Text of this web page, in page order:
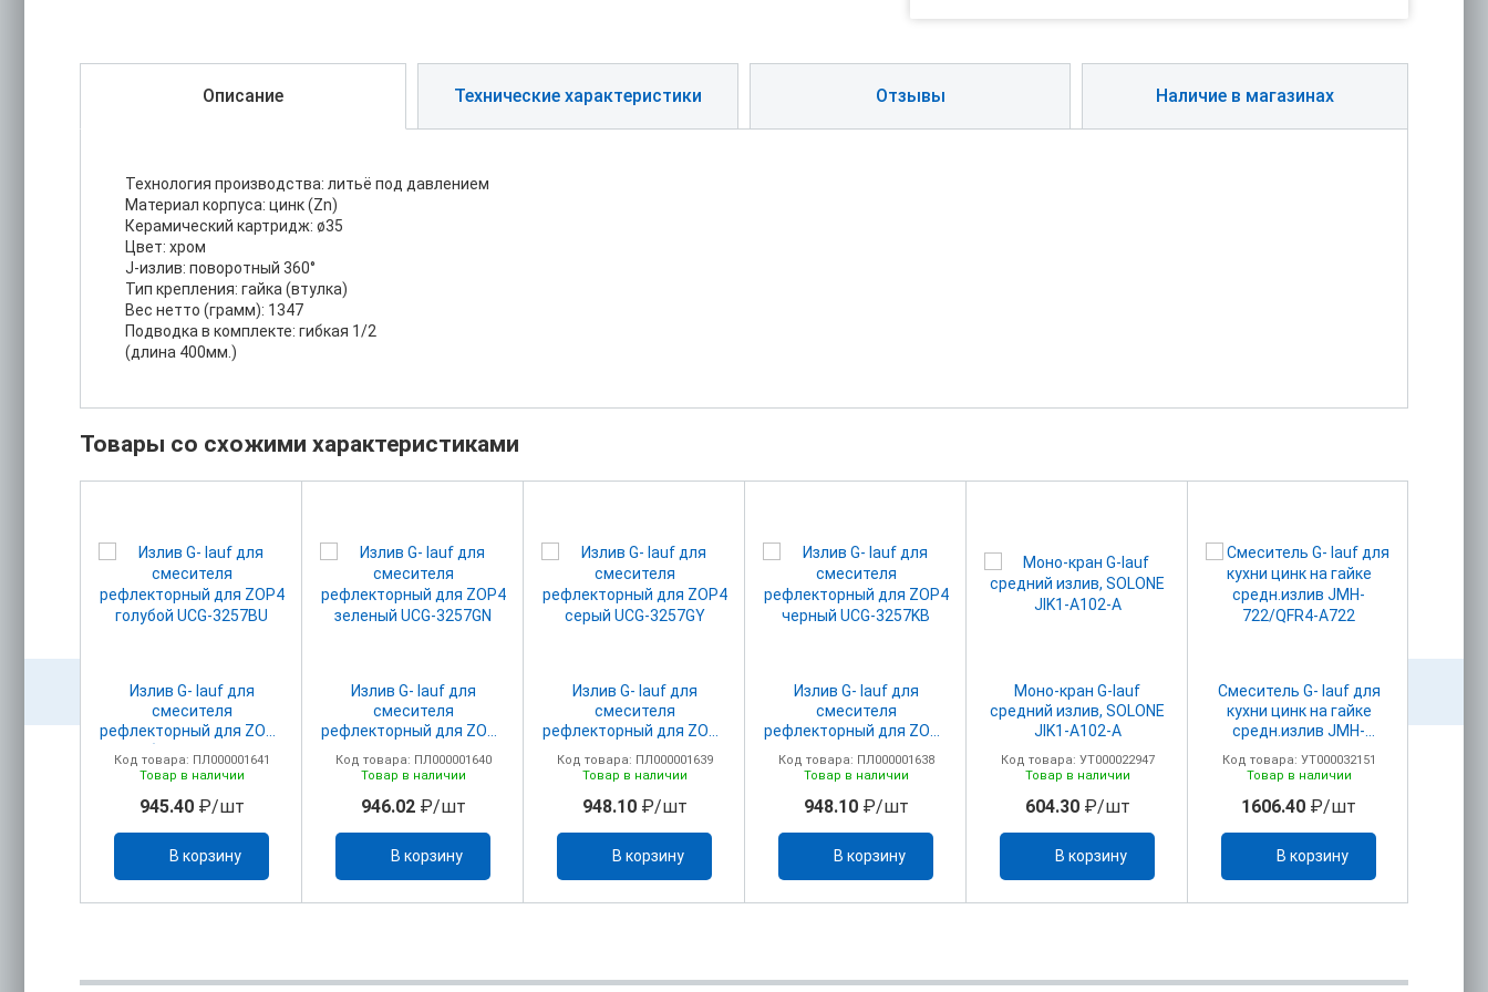
Описание Технические характеристики Отзывы Наличие в магазинах
Технология производства: литьё под давлением
Материал корпуса: цинк (Zn)
Керамический картридж: ø35
Цвет: хром
J-излив: поворотный 360°
Тип крепления: гайка (втулка)
Вес нетто (грамм): 1347
Подводка в комплекте: гибкая 1/2
(длина 400мм.)
Товары со схожими характеристиками
KLB-
Излив G- lauf для
смесителя
рефлекторный для ZOP4
Код товара: ПЛ000001641
Товар в наличии
945.40₽/шт
В корзину
Излив G- lauf для
смесителя
рефлекторный для ZOP4
Код товара: ПЛ000001640
Товар в наличии
946.02₽/шт
В корзину
Излив G- lauf для
смесителя
рефлекторный для ZOP4
Код товара: ПЛ000001639
Товар в наличии
948.10₽/шт
В корзину
Излив G- lauf для
смесителя
рефлекторный для ZOP4
Код товара: ПЛ000001638
Товар в наличии
948.10₽/шт
В корзину
Моно-кран G-lauf
средний излив, SOLONE
JIK1-A102-A
Код товара: УТ000022947
Товар в наличии
604.30₽/шт
В корзину
Смеситель G- lauf для
кухни цинк на гайке
средн.излив JMH-
Код товара: УТ000032151
Товар в наличии
1606.40 ₽/шт
В корзину